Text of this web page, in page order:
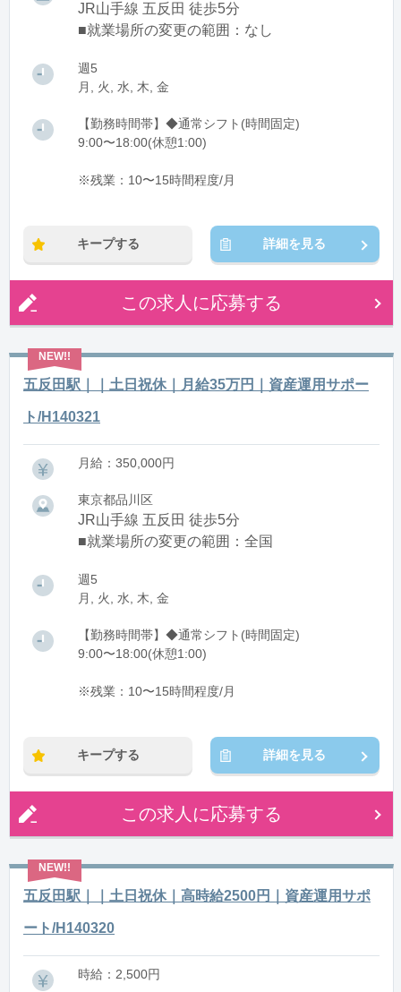
JR山手線 五反田 徒歩5分
■就業場所の変更の範囲：なし
週5
月, 火, 水, 木, 金
【勤務時間帯】◆通常シフト(時間固定)
9:00〜18:00(休憩1:00)
※残業：10〜15時間程度/月
キープする 詳細を見る
この求人に応募する
五反田駅｜｜土日祝休｜月給35万円｜資産運用サポー
ト/H140321
月給：350,000円
東京都品川区
JR山手線 五反田 徒歩5分
■就業場所の変更の範囲：全国
週5
月, 火, 水, 木, 金
【勤務時間帯】◆通常シフト(時間固定)
9:00〜18:00(休憩1:00)
※残業：10〜15時間程度/月
キープする 詳細を見る
この求人に応募する
五反田駅｜｜土日祝休｜高時給2500円｜資産運用サポ
ート/H140320
時給：2,500円